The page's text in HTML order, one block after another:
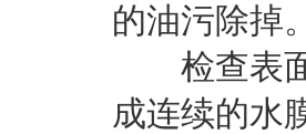
的油污除掉
检查表面
成连续的水